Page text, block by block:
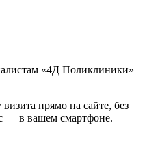
«4Д Поликлиники»
прямо на сайте, без
— в вашем смартфоне.